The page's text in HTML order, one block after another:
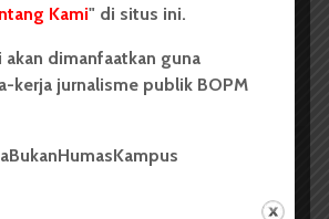
2 menit waktu baca
Kami" di situs ini.
dimanfaatkan guna
kerja jurnalisme publik BOPM